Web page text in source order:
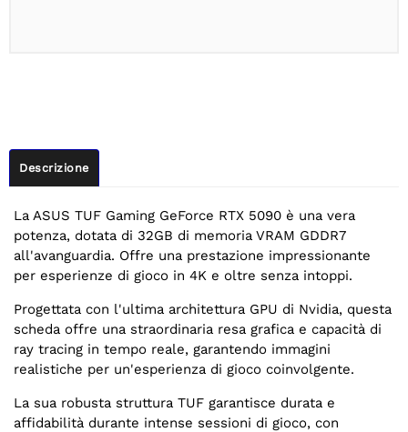
Descrizione
La ASUS TUF Gaming GeForce RTX 5090 è una vera
potenza, dotata di 32GB di memoria VRAM GDDR7
all'avanguardia. Offre una prestazione impressionante
per esperienze di gioco in 4K e oltre senza intoppi.
Progettata con l'ultima architettura GPU di Nvidia, questa
scheda offre una straordinaria resa grafica e capacità di
ray tracing in tempo reale, garantendo immagini
realistiche per un'esperienza di gioco coinvolgente.
La sua robusta struttura TUF garantisce durata e
affidabilità durante intense sessioni di gioco, con